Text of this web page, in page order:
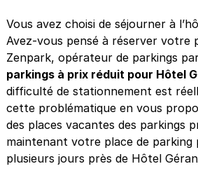
+ Abonnements disponibles
Paris - Montmartre -
5 rue du Baigneur
75018 Paris
4,6 (49 avis)
6 €/heure,41 €/jour,108 €/semaine(tarifs
Vous avez choisi de séjourner à
Avez-vous pensé à réserver votre
Zenpark, opérateur de parkings
parkings à prix réduit pour Hôtel
difficulté de stationnement est
cette problématique en vous
des places vacantes des parkings
maintenant votre place de parking
plusieurs jours près de Hôtel